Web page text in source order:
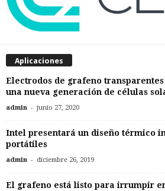
Aplicaciones
Electrodos de grafeno
una nueva generación de células
admin - junio 27, 2020
Intel presentará un diseño térmico
portátiles
admin - diciembre 26, 2019
El grafeno está listo para irrumpir